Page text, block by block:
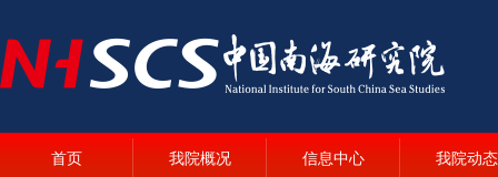
首页 我院概况 信息中心 我院动态